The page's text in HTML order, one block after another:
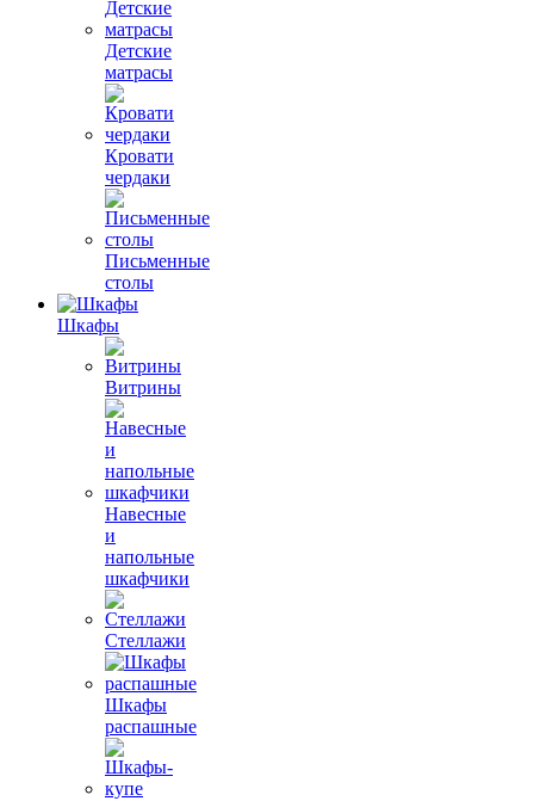
Детские
матрасы
Кровати
чердаки
Письменные
столы
Шкафы
Витрины
Навесные
и
напольные
шкафчики
Стеллажи
Шкафы
распашные